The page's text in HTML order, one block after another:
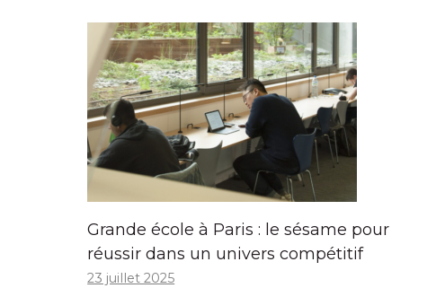
Grande école à Paris : le sésame pour
réussir dans un univers compétitif
23 juillet 2025